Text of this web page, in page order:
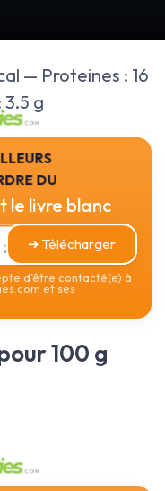
— Proteines : 16
g
du
2026
le livre blanc
➔ Télécharger
d’être contacté(e) à
et ses
100 g